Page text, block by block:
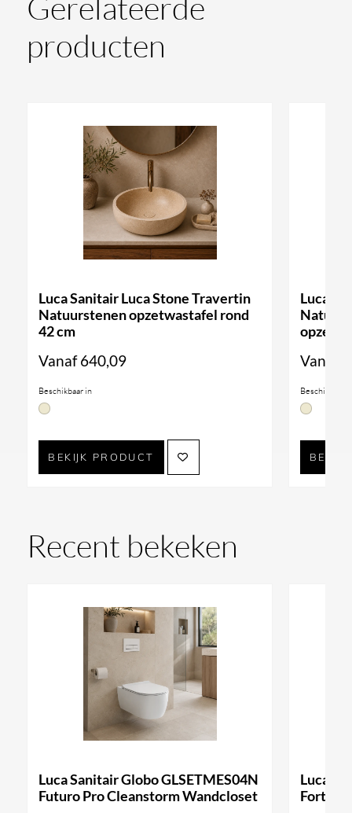
producten
Luca Sanitair Luca Stone Travertin
Natuurstenen opzetwastafel rond
42 cm
Vanaf640,09
Beschikbaar in
BEKIJK PRODUCT
Luca
Vanaf
Beschikbaar
Recent bekeken
Luca Sanitair Globo GLSETMES04N
Futuro Pro Cleanstorm Wandcloset
Luca
Forty3